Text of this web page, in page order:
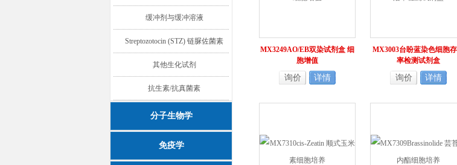
缓冲剂与缓冲溶液
Streptozotocin (STZ) 链脲佐菌素
其他生化试剂
抗生素/抗真菌素
分子生物学
免疫学
MX3249AO/EB双染试剂盒 细
胞增值
询价 详情
MX3003台盼蓝染色细胞
率检测试剂盒
询价 详情